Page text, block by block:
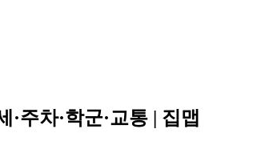
주차·학군·교통 | 집맵